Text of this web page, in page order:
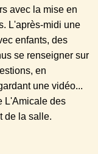
avec la mise en
L'après-midi une
enfants, des
se renseigner sur
en
une vidéo...
L'Amicale des
de la salle.